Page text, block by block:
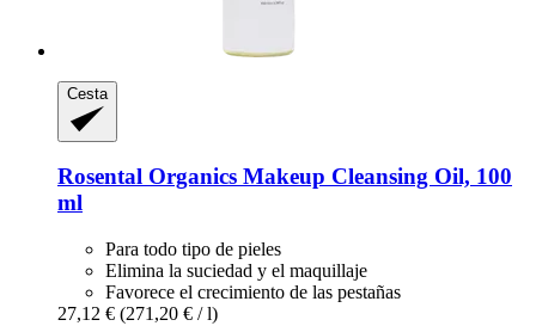
Cesta
Rosental Organics Makeup Cleansing Oil, 100
ml
Para todo tipo de pieles
Elimina la suciedad y el maquillaje
Favorece el crecimiento de las pestañas
27,12 € (271,20 € / l)